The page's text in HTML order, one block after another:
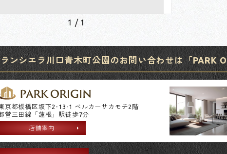
1 / 1
ンシエラ川口青木町公園のお問い合わせは「PARK
京都板橋区坂下2-13-1 ベルカーサカモチ2階
営三田線「蓮根」駅徒歩7分
店舗案内